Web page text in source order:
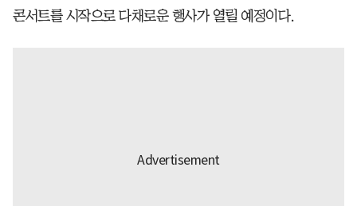
콘서트를 시작으로 다채로운 행사가 열릴 예정이다.